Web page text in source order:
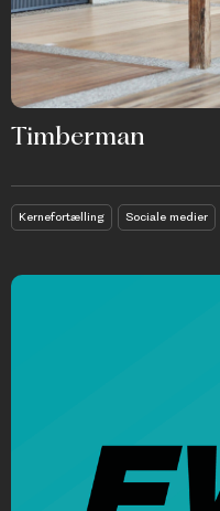
Timberman
Kernefortælling Sociale medier